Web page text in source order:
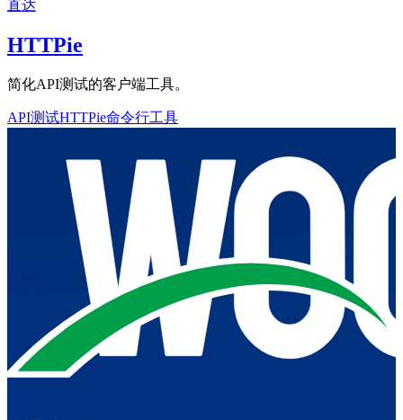
直达
HTTPie
简化API测试的客户端工具。
API测试HTTPie命令行工具